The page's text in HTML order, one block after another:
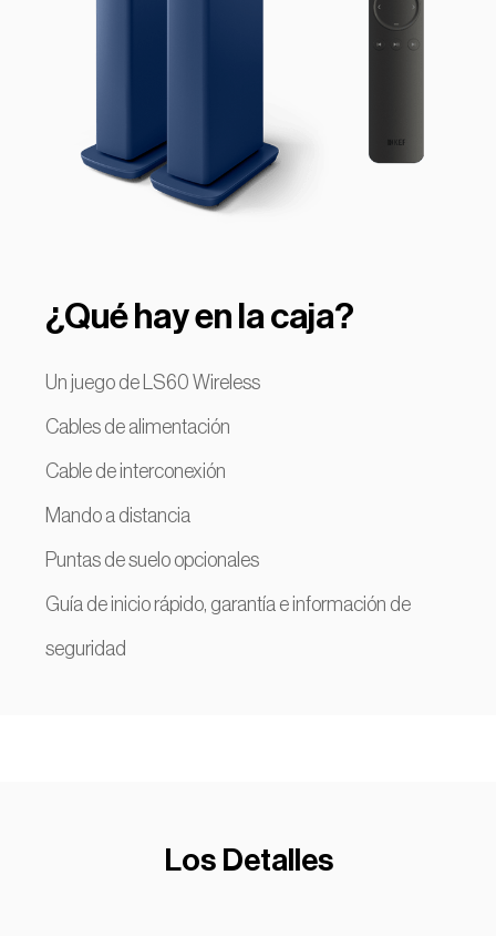
¿Qué hay en la caja?
Un juego de LS60 Wireless
Cables de alimentación
Cable de interconexión
Mando a distancia
Puntas de suelo opcionales
Guía de inicio rápido, garantía e información de
seguridad
Los Detalles